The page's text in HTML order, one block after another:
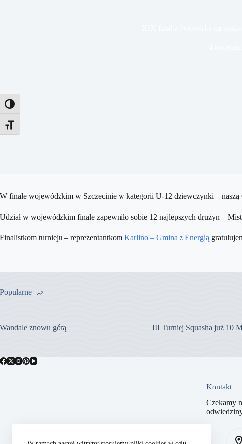
Toggle High Contrast
Toggle Font size
W finale wojewódzkim w Szczecinie w kategorii U-12 dziewczynki – naszą
Udział w wojewódzkim finale zapewniło sobie 12 najlepszych drużyn –
Finalistkom turnieju – reprezentantkom Karlino – Gmina z Energią
Popularne
Wandale znowu górą III Turniej Squasha już 10
Kontakt
Czekamy